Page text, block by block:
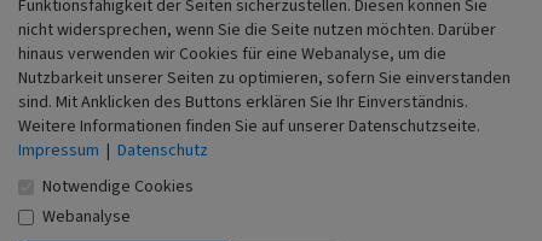
Denkmalpflege, Landeskunde, Raumplanung
Erfassungsmaßstab
i.d.R. 1:25.000 (kleiner als 1:20.000)
Erfassungsmethode
Literaturauswertung, Geländebegehung/-
kartierung, Archivauswertung
Historischer Zeitraum
Beginn 2012
Funktionsfähigkeit der Seiten sicherzustellen. Diesen können Sie
nicht widersprechen, wenn Sie die Seite nutzen möchten. Darüber
hinaus verwenden wir Cookies für eine Webanalyse, um die
Nutzbarkeit unserer Seiten zu optimieren, sofern Sie einverstanden
sind. Mit Anklicken des Buttons erklären Sie Ihr Einverständnis.
Weitere Informationen finden Sie auf unserer Datenschutzseite.
Impressum | Datenschutz
Notwendige Cookies
Webanalyse